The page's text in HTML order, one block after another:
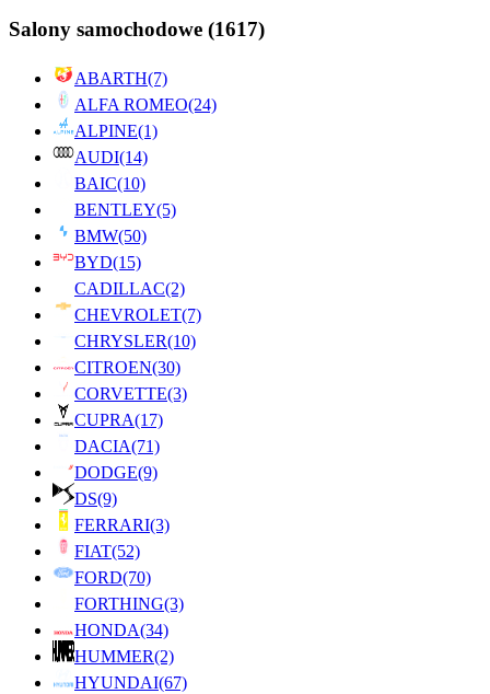
Salony samochodowe (1617)
ABARTH(7)
ALFA ROMEO(24)
ALPINE(1)
AUDI(14)
BAIC(10)
BENTLEY(5)
BMW(50)
BYD(15)
CADILLAC(2)
CHEVROLET(7)
CHRYSLER(10)
CITROEN(30)
CORVETTE(3)
CUPRA(17)
DACIA(71)
DODGE(9)
DS(9)
FERRARI(3)
FIAT(52)
FORD(70)
FORTHING(3)
HONDA(34)
HUMMER(2)
HYUNDAI(67)